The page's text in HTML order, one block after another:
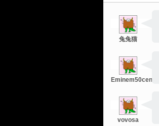
兔兔猫
Eminem50cent
vovosa